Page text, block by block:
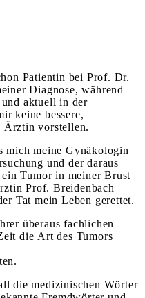
Patientin bei Prof. Dr.
Diagnose, während
aktuell in der
keine bessere,
Ärztin vorstellen.
mich meine Gynäkologin
und der daraus
Tumor in meiner Brust
Prof. Breidenbach
Tat mein Leben gerettet.
überaus fachlichen
die Art des Tumors
die medizinischen Wörter